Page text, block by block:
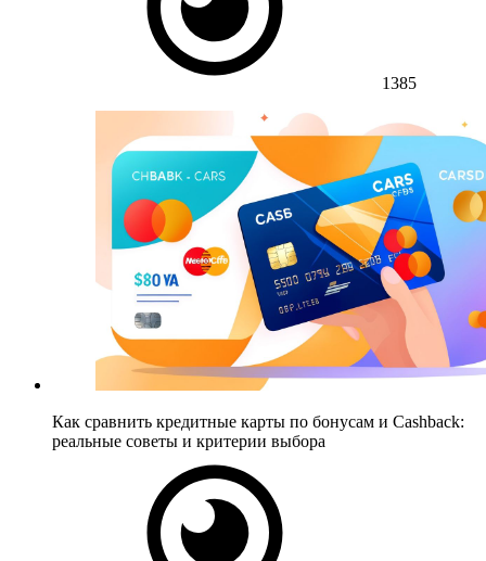
1385
Как сравнить кредитные карты по бонусам и Cashback:
реальные советы и критерии выбора